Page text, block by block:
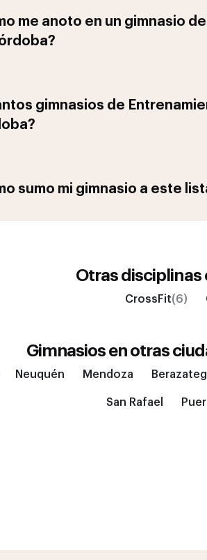
me anoto en un gimnasio de
?
gimnasios de
?
sumo mi gimnasio a este
Otras disciplinas
CrossFit(6)
Gimnasios en otras
Neuquén Mendoza
San Rafael